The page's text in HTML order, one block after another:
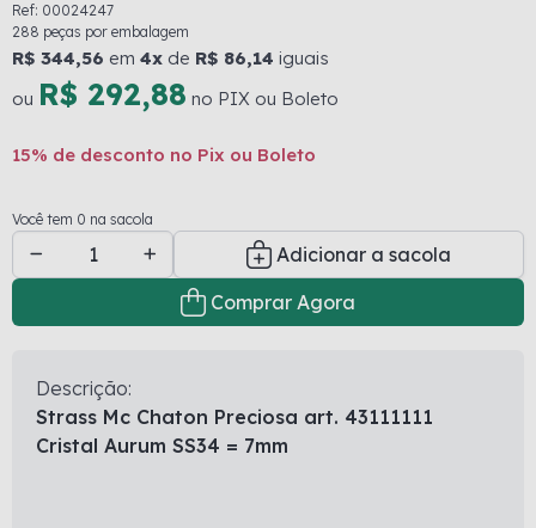
Ref: 00024247
288 peças por embalagem
R$ 344,56 em 4x de R$ 86,14 iguais
ou R$ 292,88 no PIX ou Boleto
15% de desconto no Pix ou Boleto
Você tem 0 na sacola
Adicionar a sacola
Comprar Agora
Descrição:
Strass Mc Chaton Preciosa art. 43111111
Cristal Aurum SS34 = 7mm